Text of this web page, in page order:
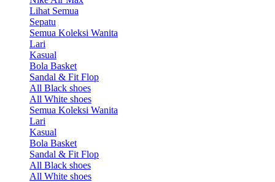
Lihat Semua
Sepatu
Semua Koleksi Wanita
Lari
Kasual
Bola Basket
Sandal & Fit Flop
All Black shoes
All White shoes
Semua Koleksi Wanita
Lari
Kasual
Bola Basket
Sandal & Fit Flop
All Black shoes
All White shoes